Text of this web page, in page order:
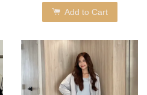
Add to Cart